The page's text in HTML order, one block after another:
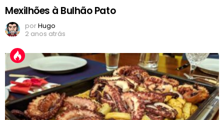
Mexilhões à Bulhão Pato
porHugo
2 anos atrás